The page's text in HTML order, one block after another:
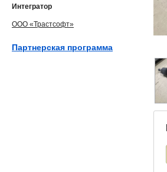
Интегратор
ООО «Трастсофт»
Партнерская программа